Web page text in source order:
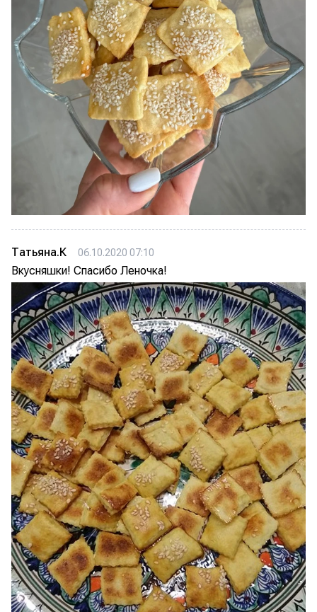
Татьяна.К 06.10.2020 07:10
Вкусняшки! Спасибо Леночка!